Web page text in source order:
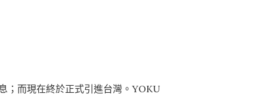
；而現在終於正式引進台灣。YOKU